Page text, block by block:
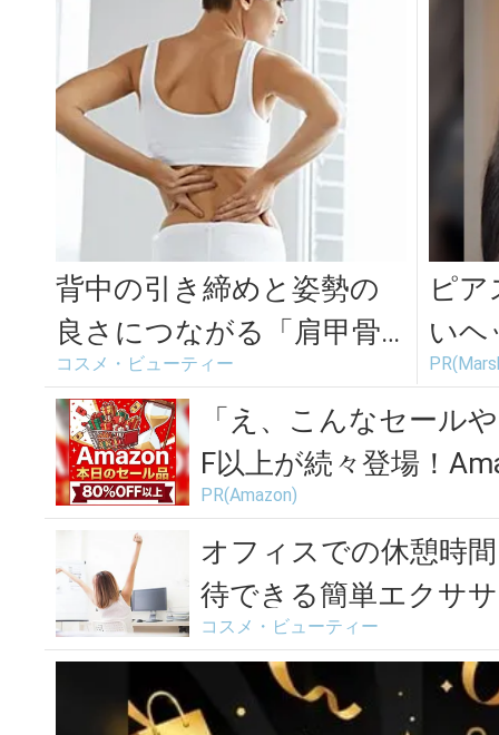
背中の引き締めと姿勢の
良さにつながる「肩甲骨
パタパタ」エクササイズ
コスメ・ビューティー
ピ
いヘ
た
「え、こんなセール
F以上が続々登場！
PR(Amazon)
オフィスでの休憩時
待できる簡単エクサ
コスメ・ビューティー